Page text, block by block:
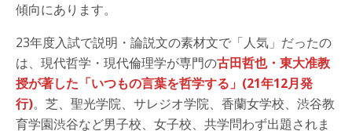
傾向にあります。
23年度入試で説明・論説文の素材文で「人気」だったの
は、現代哲学・現代倫理学が専門の古田哲也・東大准教
授が著した「いつもの言葉を哲学する」(21年12月発
行)。芝、聖光学院、サレジオ学院、香蘭女学校、渋谷教
育学園渋谷など男子校、女子校、共学問わず出題されま